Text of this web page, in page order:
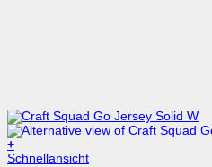
+
Dieses
Schnellansicht